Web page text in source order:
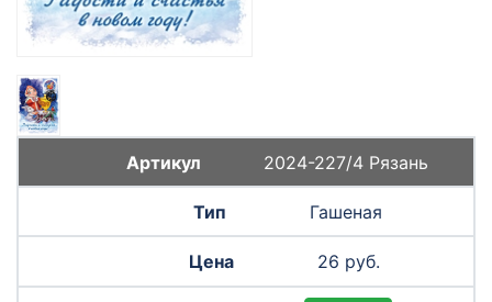
2024-227/4 Рязань
Гашеная
26 руб.